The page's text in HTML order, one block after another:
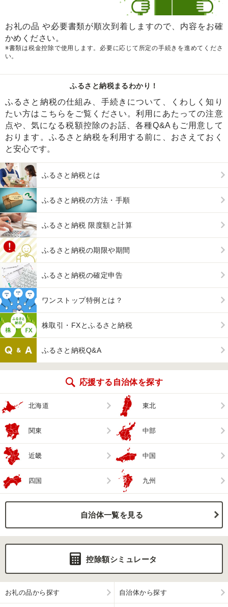
お礼の品 や必要書類が順次到着しますので、内容をお確
かめください。
※書類は税金控除で使用します。必要に応じて所定の手続きを進めてくださ
い。
ふるさと納税まるわかり！
ふるさと納税の仕組み、手続きについて、くわしく知り
たい方はこちらをご覧ください。利用にあたっての注意
点や、気になる税額控除のお話、各種Q&Aもご用意して
おります。ふるさと納税を利用する前に、おさえておく
と安心です。
ふるさと納税とは
ふるさと納税の方法・手順
ふるさと納税 限度額と計算
ふるさと納税の期限や期間
ふるさと納税の確定申告
ワンストップ特例とは？
株取引・FXとふるさと納税
ふるさと納税Q&A
応援する自治体を探す
北海道 東北
関東 中部
近畿 中国
四国 九州
自治体一覧を見る
控除額シミュレータ
お礼の品から探す 自治体から探す